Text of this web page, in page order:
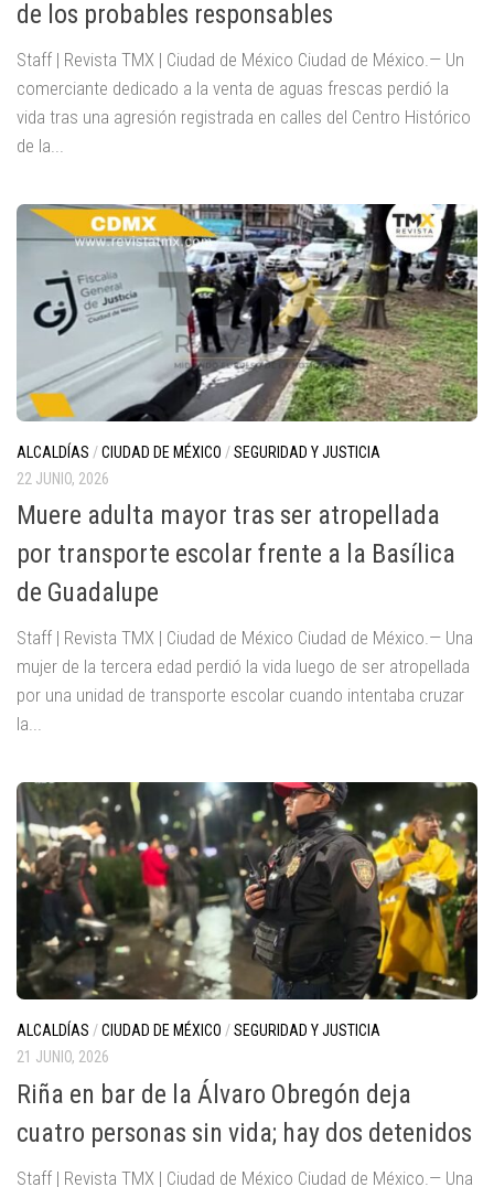
de los probables responsables
Staff | Revista TMX | Ciudad de México Ciudad de México.— Un
comerciante dedicado a la venta de aguas frescas perdió la
vida tras una agresión registrada en calles del Centro Histórico
de la...
ALCALDÍAS /CIUDAD DE MÉXICO /SEGURIDAD Y JUSTICIA
22 JUNIO, 2026
Muere adulta mayor tras ser atropellada
por transporte escolar frente a la Basílica
de Guadalupe
Staff | Revista TMX | Ciudad de México Ciudad de México.— Una
mujer de la tercera edad perdió la vida luego de ser atropellada
por una unidad de transporte escolar cuando intentaba cruzar
la...
ALCALDÍAS /CIUDAD DE MÉXICO /SEGURIDAD Y JUSTICIA
21 JUNIO, 2026
Riña en bar de la Álvaro Obregón deja
cuatro personas sin vida; hay dos detenidos
Staff | Revista TMX | Ciudad de México Ciudad de México.— Una